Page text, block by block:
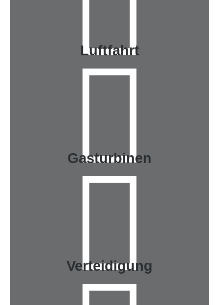
Luftfahrt
Gasturbinen
Verteidigung